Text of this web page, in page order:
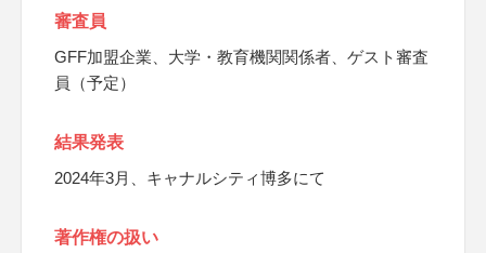
審査員
GFF加盟企業、大学・教育機関関係者、ゲスト審査
員（予定）
結果発表
2024年3月、キャナルシティ博多にて
著作権の扱い